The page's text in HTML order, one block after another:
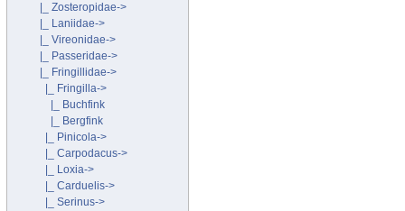
|_ Zosteropidae->
|_ Laniidae->
|_ Vireonidae->
|_ Passeridae->
|_ Fringillidae->
|_ Fringilla->
|_ Buchfink
|_ Bergfink
|_ Pinicola->
|_ Carpodacus->
|_ Loxia->
|_ Carduelis->
|_ Serinus->